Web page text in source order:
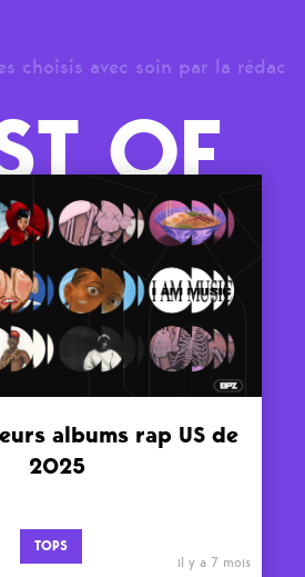
choisis avec soin par la rédac
OF
albums rap US de
2025
TOPS
il y a 7 mois